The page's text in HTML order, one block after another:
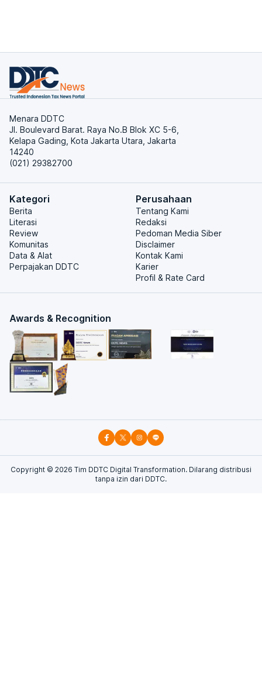
Menara DDTC
Jl. Boulevard Barat. Raya No.B Blok XC 5-6,
Kelapa Gading, Kota Jakarta Utara, Jakarta
14240
(021) 29382700
Kategori
Berita
Literasi
Review
Komunitas
Data & Alat
Perpajakan DDTC
Perusahaan
Tentang Kami
Redaksi
Pedoman Media Siber
Disclaimer
Kontak Kami
Karier
Profil & Rate Card
Awards & Recognition
Copyright © 2026 Tim DDTC Digital Transformation. Dilarang distribusi
tanpa izin dari DDTC.